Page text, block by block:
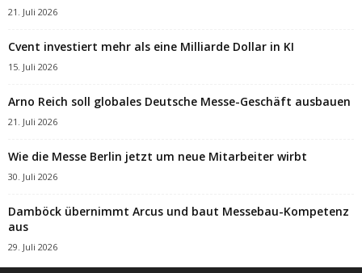
21. Juli 2026
Cvent investiert mehr als eine Milliarde Dollar in KI
15. Juli 2026
Arno Reich soll globales Deutsche Messe-Geschäft ausbauen
21. Juli 2026
Wie die Messe Berlin jetzt um neue Mitarbeiter wirbt
30. Juli 2026
Damböck übernimmt Arcus und baut Messebau-Kompetenz
aus
29. Juli 2026